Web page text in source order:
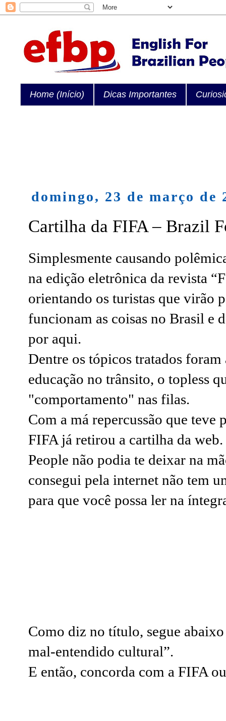
Home (Início) Dicas Importantes
domingo, 23 de março de
Cartilha da FIFA – Brazil
Simplesmente causando
na edição eletrônica da revista
orientando os turistas que virão
funcionam as coisas no Brasil e
por aqui.
Dentre os tópicos tratados
educação no trânsito, o topless
"comportamento" nas filas.
Com a má repercussão que teve
FIFA já retirou a cartilha da
People não podia te deixar na
consegui pela internet não tem
para que você possa ler na
Como diz no título, segue
mal-entendido cultural”.
E então, concorda com a FIFA